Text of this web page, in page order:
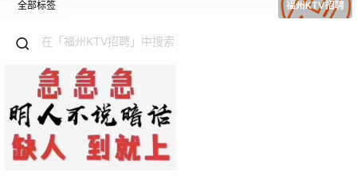
全部标签 福州KTV招聘